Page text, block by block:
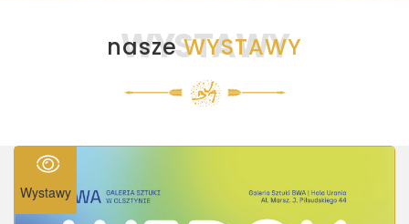
WYSTAWY
naszeWYSTAWY
Wystawy